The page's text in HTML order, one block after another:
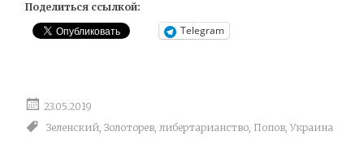
Поделиться ссылкой:
Telegram
23.05.2019
Зеленский Золоторев либертарианство Попов ,Украина